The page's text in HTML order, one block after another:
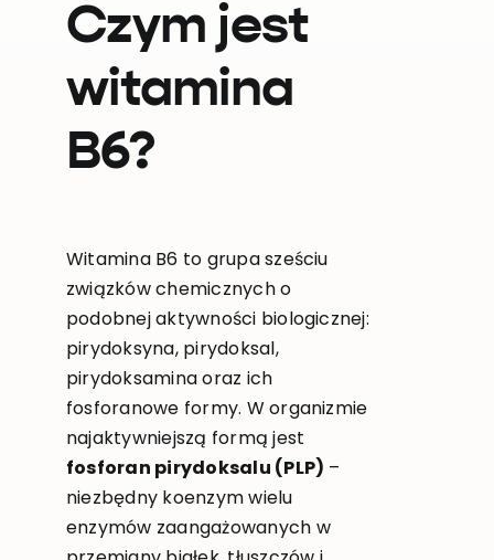
Czym jest
witamina
B6?
Witamina B6 to grupa sześciu
związków chemicznych o
podobnej aktywności biologicznej:
pirydoksyna, pirydoksal,
pirydoksamina oraz ich
fosforanowe formy. W organizmie
najaktywniejszą formą jest
fosforan pirydoksalu (PLP) –
niezbędny koenzym wielu
enzymów zaangażowanych w